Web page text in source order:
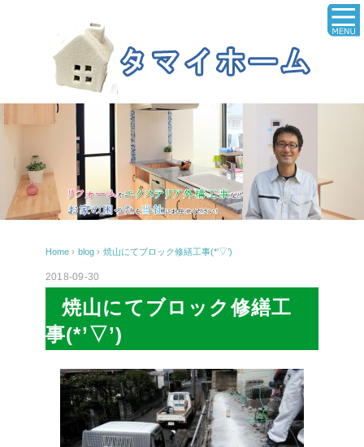
Home › blog › 焼山にてブロック修繕工事(*’▽’)
2018-09-30
焼山にてブロック修繕工
事(*’▽’)